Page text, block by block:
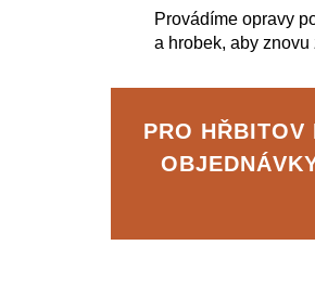
Provádíme opravy
a hrobek, aby
PRO HŘBITOV